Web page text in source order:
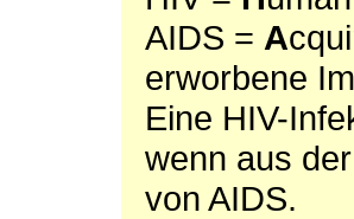
AIDS = A
erworbene
Eine HIV-
wenn aus
von AIDS.